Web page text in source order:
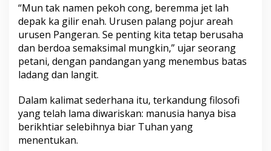
“Mun tak namen pekoh cong, beremma jet lah
depak ka gilir enah. Urusen palang pojur areah
urusen Pangeran. Se penting kita tetap berusaha
dan berdoa semaksimal mungkin,” ujar seorang
petani, dengan pandangan yang menembus batas
ladang dan langit.
Dalam kalimat sederhana itu, terkandung filosofi
yang telah lama diwariskan: manusia hanya bisa
berikhtiar selebihnya biar Tuhan yang
menentukan.